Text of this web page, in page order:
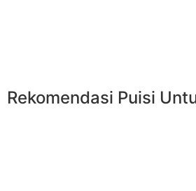
Rekomendasi Puisi